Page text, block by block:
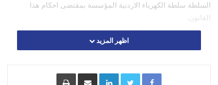
السلطة سلطة الكهرباء الاردنية المؤسسة بمقتضى احكام هذا
القانون.
المجلس مجلس ادارة السلطة المؤلف بمقتضى احكام هذا القانون.
المستهلك اي شخص طبيعي او اعتباري يتزود او يحق له ان يتزود
اللوازم الكهربائية اللوازم والاجهزة والاسلاك والادوات المعدة
لاستعمال المستهلكين للكهرباء.
اظهر المزيد
Facebook
Twitter
LinkedInمشاركة عبر البريد طباعة